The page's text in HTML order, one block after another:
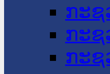
ກະຊ
ກະຊ
ກະຊ